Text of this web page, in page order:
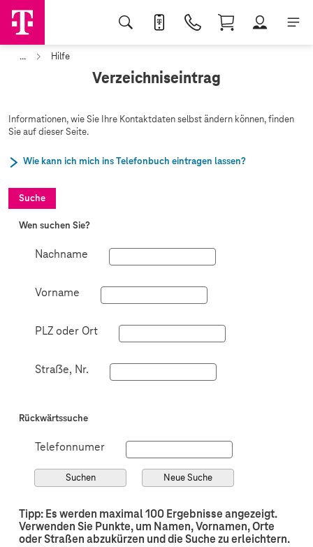
... Hilfe
Verzeichniseintrag
Informationen, wie Sie Ihre Kontaktdaten selbst ändern können, finden
Sie auf dieser Seite.
Wie kann ich mich ins Telefonbuch eintragen lassen?
Suche
Wen suchen Sie?
Nachname
Vorname
PLZ oder Ort
Straẞe, Nr.
Rückwärtssuche
Telefonnumer
Suchen Neue Suche
Tipp: Es werden maximal 100 Ergebnisse angezeigt.
Verwenden Sie Punkte, um Namen, Vornamen, Orte
oder Straßen abzukürzen und die Suche zu erleichtern.